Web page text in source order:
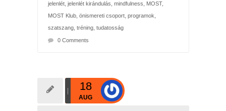
jelenlét, jelenlét kirándulás mindfulness MOST,
MOST Klub, önismereti csoport, programok
szatszang, tréning, tudatosság
0 Comments
18
AUG